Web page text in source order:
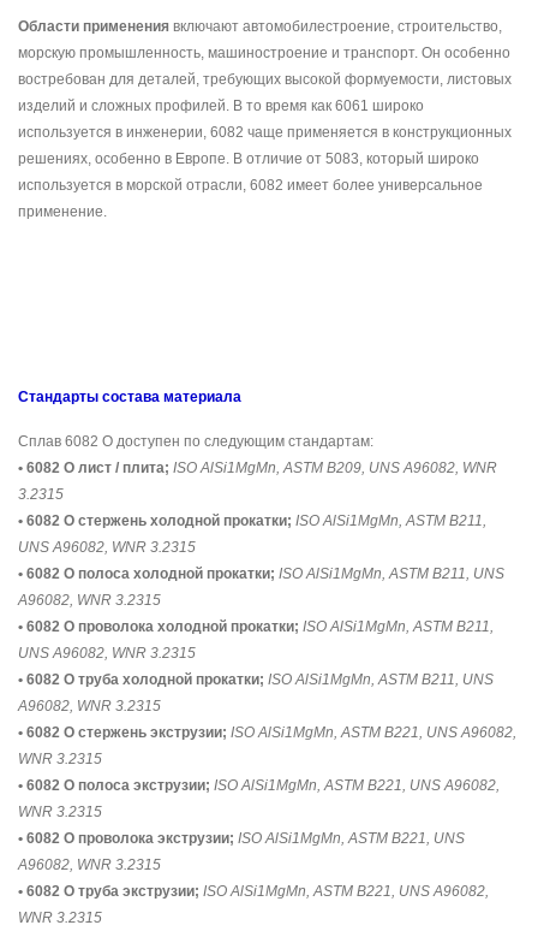
Области применения включают автомобилестроение, строительство,
морскую промышленность, машиностроение и транспорт. Он особенно
востребован для деталей, требующих высокой формуемости, листовых
изделий и сложных профилей. В то время как 6061 широко
используется в инженерии, 6082 чаще применяется в конструкционных
решениях, особенно в Европе. В отличие от 5083, который широко
используется в морской отрасли, 6082 имеет более универсальное
применение.
Стандарты состава материала
Сплав 6082 O доступен по следующим стандартам:
• 6082 O лист / плита; ISO AlSi1MgMn, ASTM B209, UNS A96082, WNR
3.2315
• 6082 O стержень холодной прокатки; ISO AlSi1MgMn, ASTM B211,
UNS A96082, WNR 3.2315
• 6082 O полоса холодной прокатки; ISO AlSi1MgMn, ASTM B211, UNS
A96082, WNR 3.2315
• 6082 O проволока холодной прокатки; ISO AlSi1MgMn, ASTM B211,
UNS A96082, WNR 3.2315
• 6082 O труба холодной прокатки; ISO AlSi1MgMn, ASTM B211, UNS
A96082, WNR 3.2315
• 6082 O стержень экструзии; ISO AlSi1MgMn, ASTM B221, UNS A96082,
WNR 3.2315
• 6082 O полоса экструзии; ISO AlSi1MgMn, ASTM B221, UNS A96082,
WNR 3.2315
• 6082 O проволока экструзии; ISO AlSi1MgMn, ASTM B221, UNS
A96082, WNR 3.2315
• 6082 O труба экструзии; ISO AlSi1MgMn, ASTM B221, UNS A96082,
WNR 3.2315